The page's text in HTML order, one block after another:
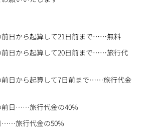
前日から起算して21日前まで……無料
前日から起算して20日前まで……旅行代
前日から起算して7日前まで……旅行代金
前日……旅行代金の40%
……旅行代金の50%